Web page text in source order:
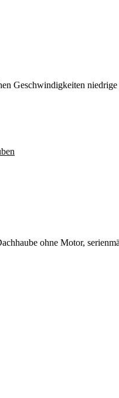
Geschwindigkeiten niedrige
ohne Motor,